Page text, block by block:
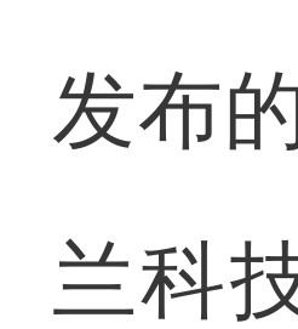
发布
兰科